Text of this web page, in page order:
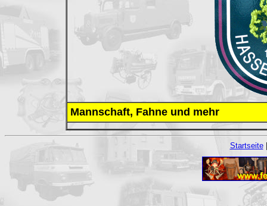
Mannschaft, Fahne und mehr
Startseite